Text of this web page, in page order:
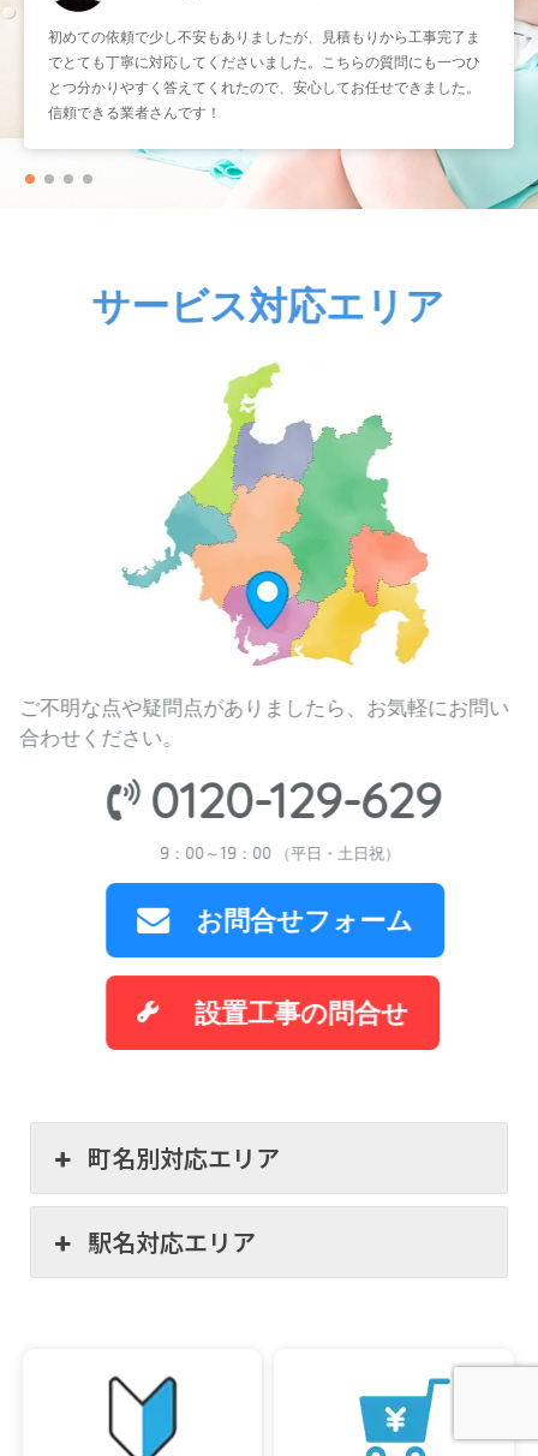
初めての依頼で少し不安もありましたが、見積もりから工事完了ま
でとても丁寧に対応してくださいました。こちらの質問にも一つひ
とつ分かりやすく答えてくれたので、安心してお任せできました。
信頼できる業者さんです！
暑くなる前に取り付けをお願いしたかったのですが、予約もスムー
ズで助かりました。工事もスピーディーなのに作業はとても丁寧
で、仕上がりも大満足です。こういう業者さんにまたお願いしたい
と思いました。
サービス対応エリア
ご不明な点や疑問点がありましたら、お気軽にお問い
合わせください。
0120-129-629
9：00～19：00 （平日・土日祝）
お問合せフォーム
設置工事の問合せ
町名別対応エリア
駅名対応エリア